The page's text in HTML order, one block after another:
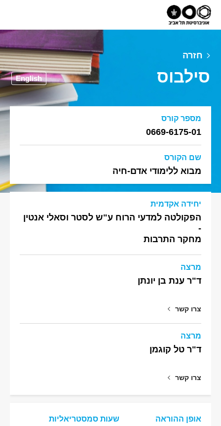
חזרה
סילבוס English
מספר קורס
0669-6175-01
שם הקורס
מבוא ללימודי אדם-חיה
יחידה אקדמית
הפקולטה למדעי הרוח ע"ש לסטר וסאלי אנטין
-
מחקר התרבות
מרצה
ד"ר ענת בן יונתן
צרו קשר
מרצה
ד"ר טל קוגמן
צרו קשר
אופן ההוראה שעות סמסטריאליות